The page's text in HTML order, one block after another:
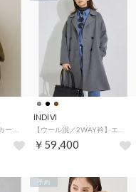
INDIVI
￥59,400
予約